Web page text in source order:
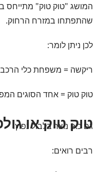
המושג "טוק טוק" מתייחס
שהתפתחו במזרח הרחוק.
לכן ניתן לומר:
ריקשה = משפחת כלי
טוק טוק = אחד הסוגים
טוק טוק או
גם כאן נוצר בלבול נפוץ.
רבים רואים: